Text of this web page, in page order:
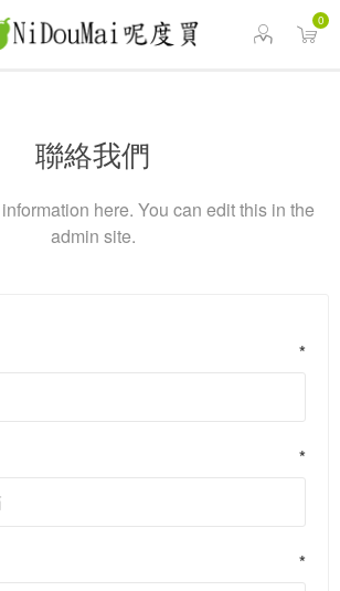
0
聯絡我們
here. You can edit this in the
admin site.
*
*
*